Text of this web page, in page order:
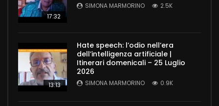
17:32
SIMONA MARMORINO 2.5K
13:13
Hate speech: l’odio nell’era
dell’intelligenza artificiale |
Itinerari domenicali – 25 Luglio
2026
SIMONA MARMORINO 0.9K